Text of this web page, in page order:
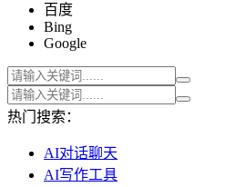
百度
Bing
Google
热门搜索：
AI对话聊天
AI写作工具